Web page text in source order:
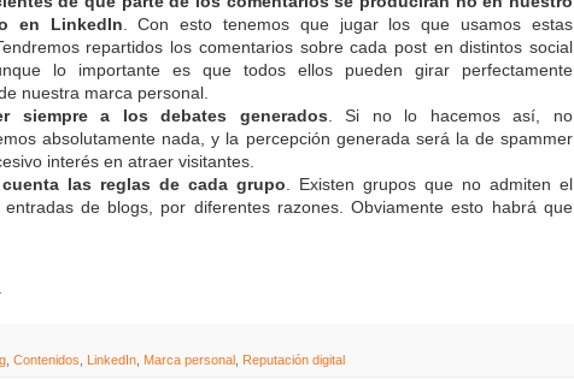
en LinkedIn . Con esto tenemos que jugar los que usamos estas
repartidos los comentarios sobre cada post en distintos social
lo importante es que todos ellos pueden girar perfectamente
nuestra marca personal.
siempre a los debates generados . Si no lo hacemos así, no
absolutamente nada, y la percepción generada será la de spammer
interés en atraer visitantes.
las reglas de cada grupo . Existen grupos que no admiten el
entradas de blogs, por diferentes razones. Obviamente esto habrá que
Contenidos LinkedIn Marca personal Reputación digital